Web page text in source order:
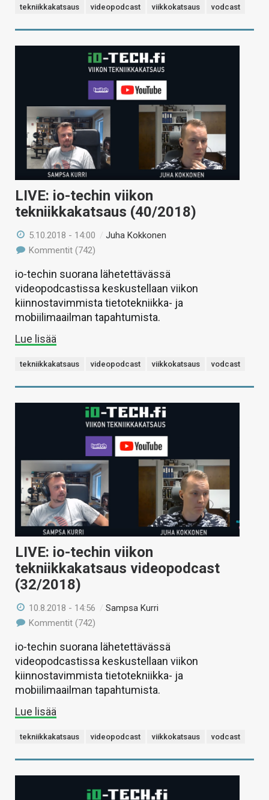
tekniikkakatsaus videopodcast viikkokatsaus vodcast
LIVE: io-techin viikon
tekniikkakatsaus (40/2018)
5.10.2018 - 14:00 /Juha Kokkonen
Kommentit (742)
io-techin suorana lähetettävässä
videopodcastissa keskustellaan viikon
kiinnostavimmista tietotekniikka- ja
mobiilimaailman tapahtumista.
Lue lisää
tekniikkakatsaus videopodcast viikkokatsaus vodcast
LIVE: io-techin viikon
tekniikkakatsaus videopodcast
(32/2018)
10.8.2018 - 14:56 /Sampsa Kurri
Kommentit (742)
io-techin suorana lähetettävässä
videopodcastissa keskustellaan viikon
kiinnostavimmista tietotekniikka- ja
mobiilimaailman tapahtumista.
Lue lisää
tekniikkakatsaus videopodcast viikkokatsaus vodcast